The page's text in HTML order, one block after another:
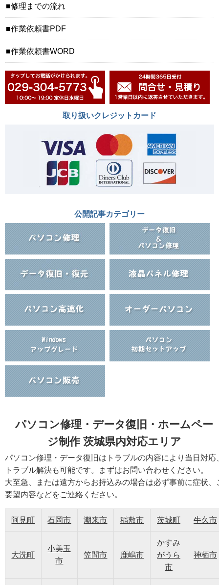
修理までの流れ
作業依頼書PDF
作業依頼書WORD
取り扱いクレジットカード
公開記事カテゴリー
パソコン修理・データ復旧・ホームペー
ジ制作 茨城県内対応エリア
パソコン修理・データ復旧はトラブルの内容により当日対応
トラブル解決も可能です。まずはお問い合わせください。
大至急、または遠方からお持込みの場合は必ず事前に症状、
要望内容などをご連絡ください。
阿見町 石岡市 潮来市 稲敷市 茨城町 牛久市
大洗町
小美玉
市
笠間市 鹿嶋市
かすみ
がうら
市
神栖市